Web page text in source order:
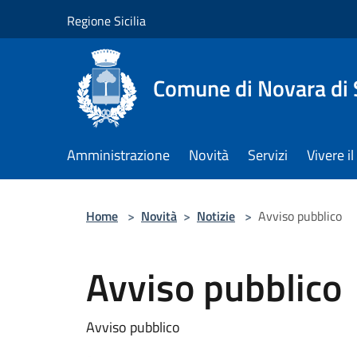
Regione Sicilia
Comune di Novara di
Amministrazione Novità Servizi Vivere
Home > Novità > Notizie > Avviso pubblico
Avviso pubblico
Avviso pubblico